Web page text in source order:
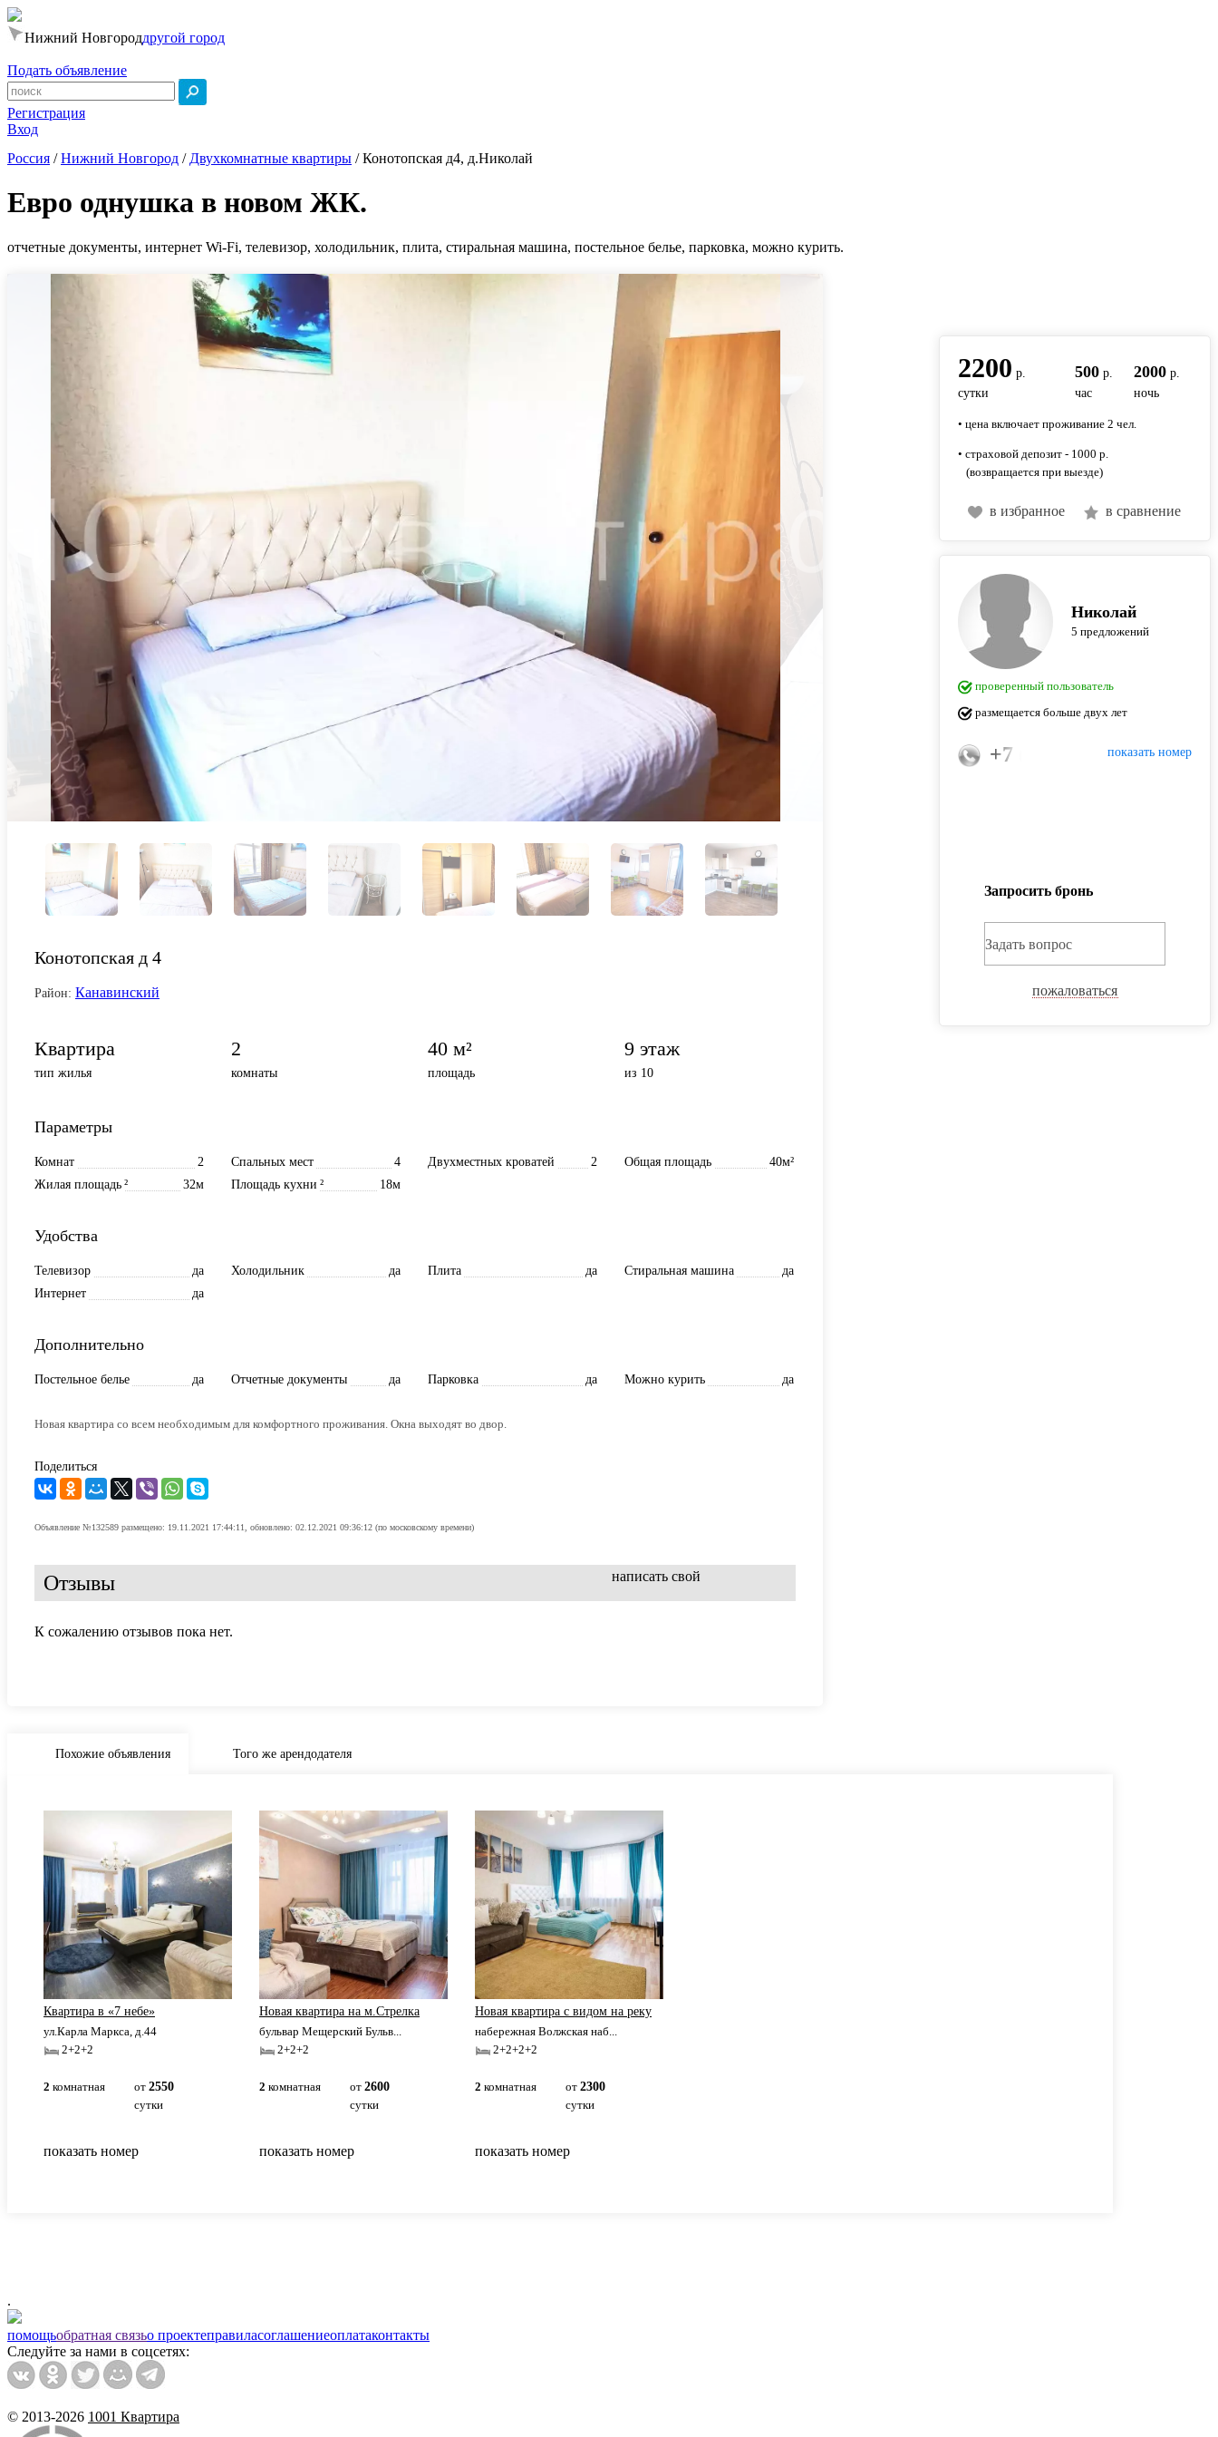
Нижний Новгороддругой город
Подать объявление
Регистрация
Вход
Россия /Нижний Новгород / Двухкомнатные квартиры /Конотопская д4, д.Николай
Евро однушка в новом ЖК.
отчетные документы, интернет Wi-Fi, телевизор, холодильник, плита, стиральная машина, постельное белье, парковка, можно курить.
Конотопская д 4
Район: Канавинский
Квартира
тип жилья
2
комнаты
40 м²
площадь
9 этаж
из 10
Параметры
Комнат 2 Спальных мест 4 Двухместных кроватей 2 Общая площадь
40м²
Жилая площадь
32м
² Площадь кухни 18м
²
Удобства
Телевизор да Холодильник да Плита да Стиральная машина
да
Интернет
да
Дополнительно
Постельное белье да Отчетные документы да Парковка да Можно курить да
Новая квартира со всем необходимым для комфортного проживания. Окна выходят во двор.
Поделиться
Объявление №132589 размещено: 19.11.2021 17:44:11, обновлено: 02.12.2021 09:36:12 (по московскому времени)
Отзывы написать свой
К сожалению отзывов пока нет.
2200 р.
сутки
500 р.
час
2000р.
ночь
• цена включает проживание 2 чел.
• страховой депозит - 1000 р.
(возвращается при выезде)
в избранное в сравнение
Николай
5 предложений
проверенный пользователь
размещается больше двух лет
показать номер
+7 (950) 600-15-15
Запросить бронь
Задать вопрос
пожаловаться
Похожие объявления Того же арендодателя
Квартира в «7 небе»
ул.Карла Маркса, д.44
2+2+2
2 комнатная от 2550
сутки
показать номер
Новая квартира на м.Стрелка
бульвар Мещерский Бульв...
2+2+2
2 комнатная от 2600
сутки
показать номер
Новая квартира с видом на реку
набережная Волжская наб...
2+2+2+2
2 комнатная от 2300
сутки
показать номер
.
помощьобратная связьо проектеправиласоглашениеоплатаконтакты
Следуйте за нами в соцсетях:
© 2013-2026 1001 Квартира